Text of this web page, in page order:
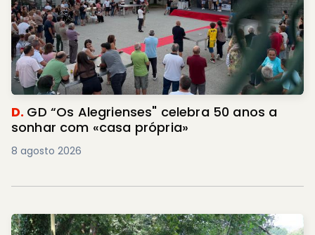
D. GD “Os Alegrienses" celebra 50 anos a
sonhar com «casa própria»
8 agosto 2026